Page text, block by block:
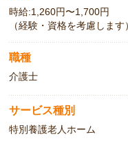
時給:1,260円〜1,700円
（経験・資格を考慮します
職種
介護士
サービス種別
特別養護老人ホーム